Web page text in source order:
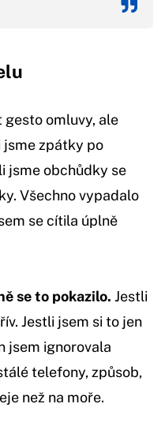
gesto omluvy, ale
jsme zpátky po
jsme obchůdky se
Všechno vypadalo
se cítila úplně
se to pokazilo. Jestli
Jestli jsem si to jen
jsem ignorovala
telefony, způsob,
než na moře.